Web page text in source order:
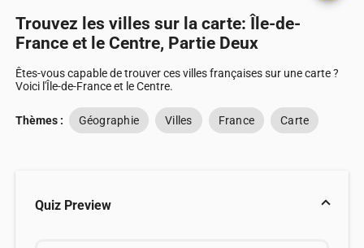
Trouvez les villes sur la carte: Île-de-
France et le Centre, Partie Deux
Êtes-vous capable de trouver ces villes françaises sur une carte ?
Voici l'Île-de-France et le Centre.
Thèmes : Géographie Villes France Carte
Quiz Preview